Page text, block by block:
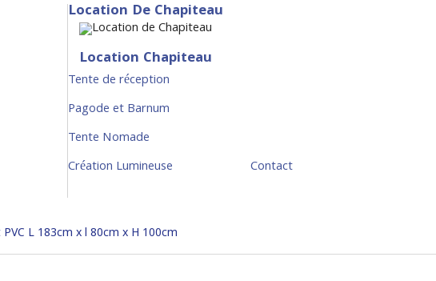
Location De Chapiteau
Location Chapiteau
Tente de réception
Pagode et Barnum
Tente Nomade
Création Lumineuse
Contact
L 183cm x l 80cm x H 100cm